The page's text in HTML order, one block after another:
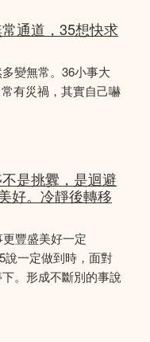
通道，35想快求
變無常。36小事大
有災禍，其實自己嚇
是挑釁，是迴避
好。冷靜後轉移
豐盛美好一定
說一定做到時，面對
。形成不斷別的事說